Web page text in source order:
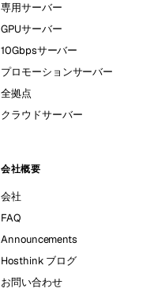
専用サーバー
GPUサーバー
10Gbpsサーバー
プロモーションサーバー
全拠点
クラウドサーバー
会社概要
会社
FAQ
Announcements
Hosthink ブログ
お問い合わせ